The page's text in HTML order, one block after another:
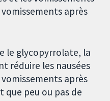
après
le glycopyrrolate, la
réduire les nausées
après
peu ou pas de